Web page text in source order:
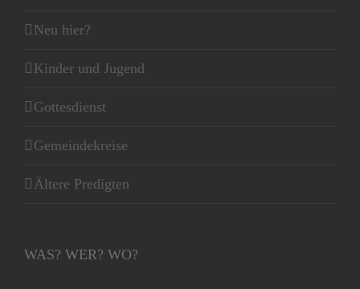
Neu hier?
Kinder und Jugend
Gottesdienst
Gemeindekreise
Ältere Predigten
WAS? WER? WO?